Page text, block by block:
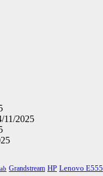
11/2025
Grandstream HP Lenovo E555